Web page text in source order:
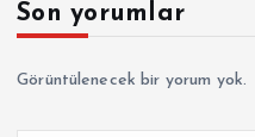
Son yorumlar
Görüntülenecek bir yorum yok.